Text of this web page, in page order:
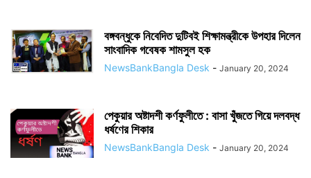
বঙ্গবন্ধুকে নিবেদিত দুটিবই শিক্ষামন্ত্রীকে উপহার দিলেন
সাংবাদিক গবেষক শামসুল হক
NewsBankBangla Desk - January 20, 2024
পেকুয়ার অষ্টাদশী কর্ণফুলীতে : বাসা খুঁজতে গিয়ে দলবদ্ধ
ধর্ষণের শিকার
NewsBankBangla Desk - January 20, 2024